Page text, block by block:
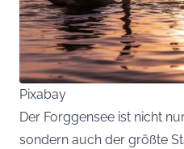
Pixabay
Der Forggensee ist nicht
sondern auch der größte